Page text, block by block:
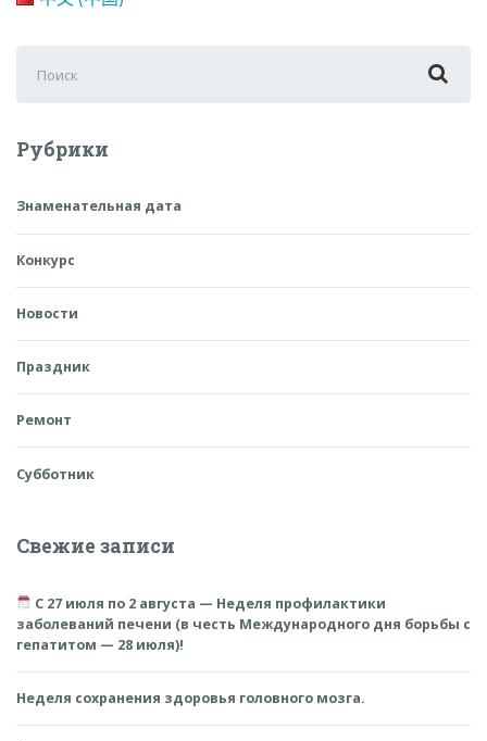
для:
Рубрики
Знаменательная дата
Конкурс
Новости
Праздник
Ремонт
Субботник
Свежие записи
С 27 июля по 2 августа — Неделя профилактики
заболеваний печени (в честь Международного дня борьбы с
гепатитом — 28 июля)!
Неделя сохранения здоровья головного мозга.